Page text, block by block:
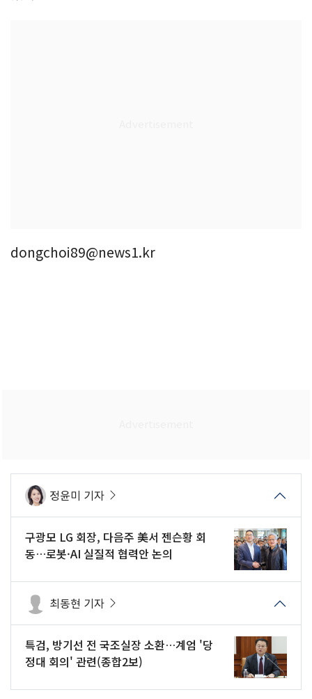
dongchoi89@news1.kr
정윤미 기자
구광모 LG 회장, 다음주 美서 젠슨황 회
동…로봇·AI 실질적 협력안 논의
최동현 기자
특검, 방기선 전 국조실장 소환…계엄 '당
정대 회의' 관련(종합2보)